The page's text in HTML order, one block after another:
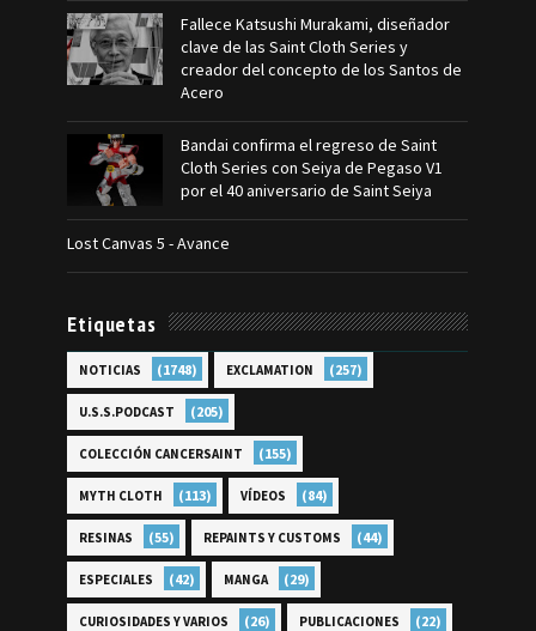
Fallece Katsushi Murakami, diseñador
clave de las Saint Cloth Series y
creador del concepto de los Santos de
Acero
Bandai confirma el regreso de Saint
Cloth Series con Seiya de Pegaso V1
por el 40 aniversario de Saint Seiya
Lost Canvas 5 - Avance
Etiquetas
NOTICIAS (1748) EXCLAMATION (257)
U.S.S.PODCAST (205)
COLECCIÓN CANCERSAINT (155)
MYTH CLOTH (113) VÍDEOS (84)
RESINAS (55) REPAINTS Y CUSTOMS (44)
ESPECIALES (42) MANGA (29)
CURIOSIDADES Y VARIOS (26) PUBLICACIONES (22)